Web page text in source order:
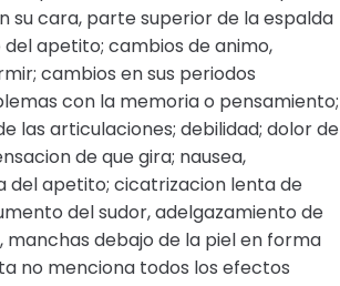
su cara, parte superior de la espalda
apetito; cambios de animo,
cambios en sus periodos
con la memoria o pensamiento;
las articulaciones; debilidad; dolor de
de que gira; nausea,
del apetito; cicatrizacion lenta de
del sudor, adelgazamiento de
manchas debajo de la piel en forma
no menciona todos los efectos